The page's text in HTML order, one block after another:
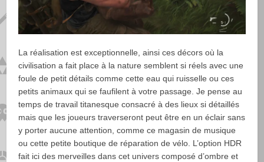
La réalisation est exceptionnelle, ainsi ces décors où la
civilisation a fait place à la nature semblent si réels avec une
foule de petit détails comme cette eau qui ruisselle ou ces
petits animaux qui se faufilent à votre passage. Je pense au
temps de travail titanesque consacré à des lieux si détaillés
mais que les joueurs traverseront peut être en un éclair sans
y porter aucune attention, comme ce magasin de musique
ou cette petite boutique de réparation de vélo. L’option HDR
fait ici des merveilles dans cet univers composé d’ombre et